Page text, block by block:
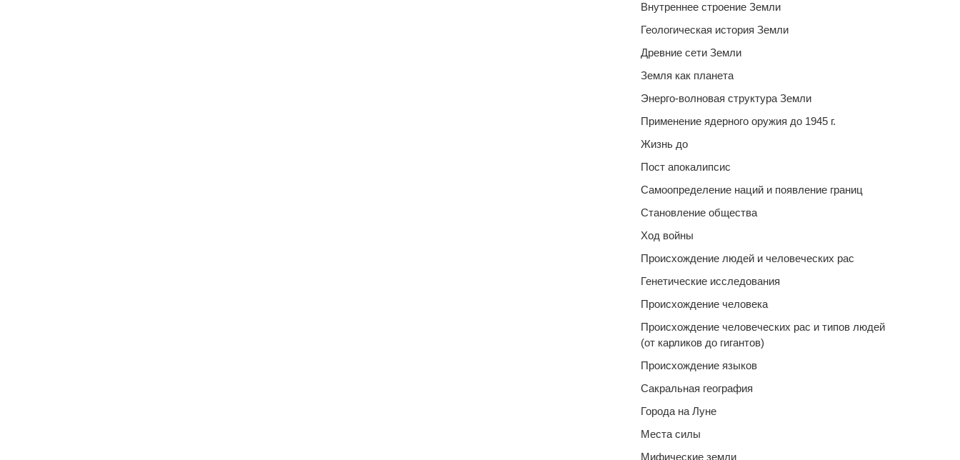
Внутреннее строение Земли
Геологическая история Земли
Древние сети Земли
Земля как планета
Энерго-волновая структура Земли
Применение ядерного оружия до 1945 г.
Жизнь до
Пост апокалипсис
Самоопределение наций и появление границ
Становление общества
Ход войны
Происхождение людей и человеческих рас
Генетические исследования
Происхождение человека
Происхождение человеческих рас и типов людей
(от карликов до гигантов)
Происхождение языков
Сакральная география
Города на Луне
Места силы
Мифические земли